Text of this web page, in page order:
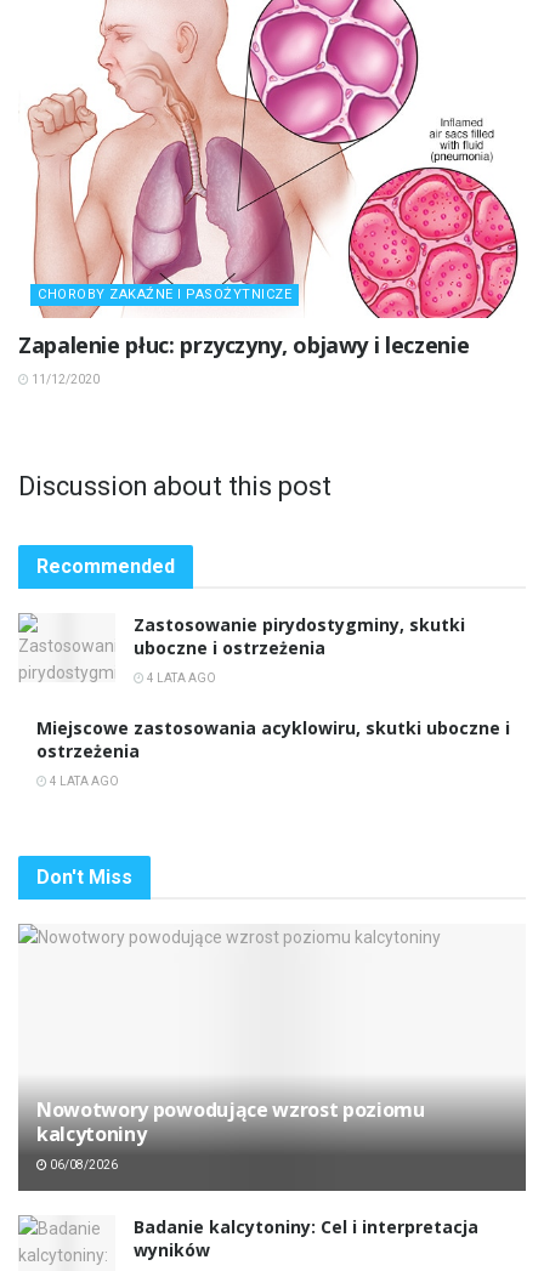
CHOROBY ZAKAŹNE I PASOŻYTNICZE
Zapalenie płuc: przyczyny, objawy i leczenie
11/12/2020
Discussion about this post
Recommended
Zastosowanie pirydostygminy, skutki
uboczne i ostrzeżenia
4 LATA AGO
Miejscowe zastosowania acyklowiru, skutki uboczne i
ostrzeżenia
4 LATA AGO
Don't Miss
Nowotwory powodujące wzrost poziomu
kalcytoniny
06/08/2026
Badanie kalcytoniny: Cel i interpretacja
wyników